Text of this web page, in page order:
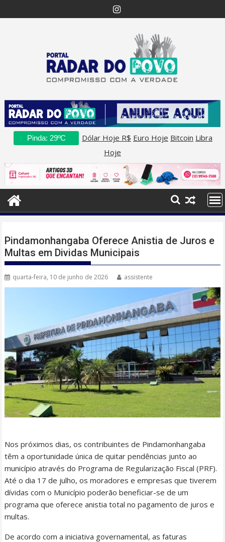
to
Pinda: 29ºC Dólar Hoje R$ Euro Hoje Bitcoin Libra
Hoje
Pindamonhangaba Oferece Anistia de Juros e
Multas em Dividas Municipais
quarta-feira, 10 de junho de 2026 assistente
Nos próximos dias, os contribuintes de Pindamonhangaba
têm a oportunidade única de quitar pendências junto ao
município através do Programa de Regularização Fiscal (PRF).
Até o dia 17 de julho, os moradores e empresas que tiverem
dívidas com o Município poderão beneficiar-se de um
programa que oferece anistia total no pagamento de juros e
multas.
De acordo com a iniciativa governamental, as faturas